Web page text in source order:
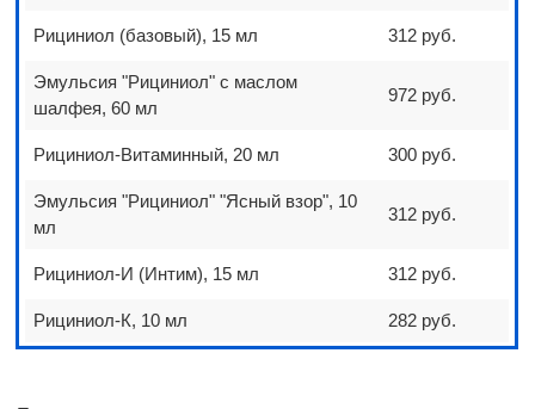
Рициниол (базовый), 15 мл 312 руб.
Эмульсия "Рициниол" с маслом
шалфея, 60 мл
972 руб.
Рициниол-Витаминный, 20 мл 300 руб.
Эмульсия "Рициниол" "Ясный взор", 10
мл
312 руб.
Рициниол-И (Интим), 15 мл 312 руб.
Рициниол-К, 10 мл 282 руб.